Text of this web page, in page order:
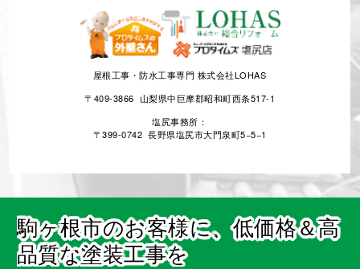
屋根工事・防水工事専門 株式会社LOHAS
〒409-3866 山梨県中巨摩郡昭和町西条517-1
塩尻事務所：
〒399-0742 長野県塩尻市大門泉町5−5−1
駒ヶ根市のお客様に、低価格＆高
品質な塗装工事を